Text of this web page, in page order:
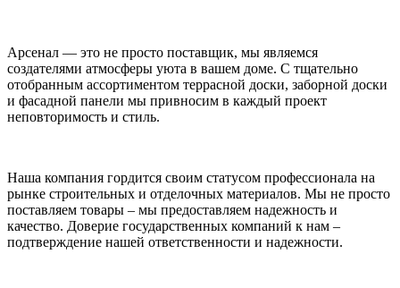
Арсенал — это не просто поставщик, мы являемся
создателями атмосферы уюта в вашем доме. С тщательно
отобранным ассортиментом террасной доски, заборной доски
и фасадной панели мы привносим в каждый проект
неповторимость и стиль.
Наша компания гордится своим статусом профессионала на
рынке строительных и отделочных материалов. Мы не просто
поставляем товары – мы предоставляем надежность и
качество. Доверие государственных компаний к нам –
подтверждение нашей ответственности и надежности.